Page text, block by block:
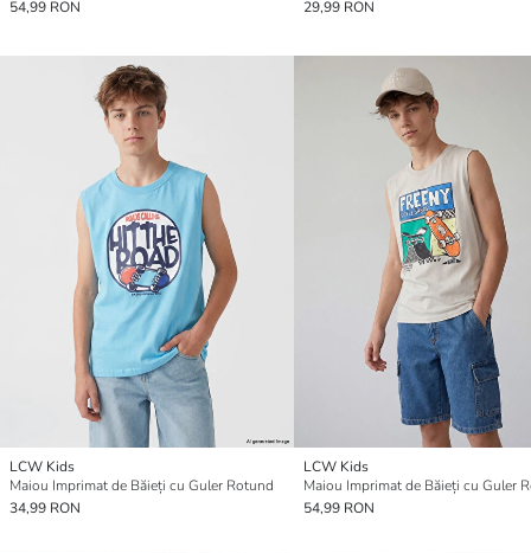
54,99 RON 29,99 RON
LCW Kids
Maiou Imprimat de Băieți cu Guler Rotund
34,99 RON
LCW Kids
Maiou Imprimat de Băieți cu Guler
54,99 RON